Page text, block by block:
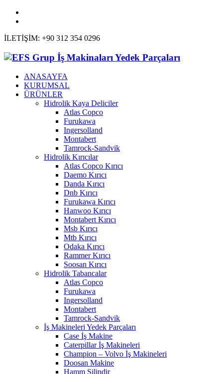
İLETİŞİM: +90 312 354 0296
ANASAYFA
KURUMSAL
ÜRÜNLER
Hidrolik Kaya Deliciler
Atlas Copco
Furukawa
Ingersolland
Montabert
Tamrock-Sandvik
Hidrolik Kırıcılar
Atlas Copco Kırıcı
Daemo Kırıcı
Danda Kırıcı
Dnb Kırıcı
Furukawa Kırıcı
Hanwoo Kırıcı
Montabert Kırıcı
Msb Kırıcı
Mtb Kırıcı
Odaka Kırıcı
Rammer Kırıcı
Soosan Kırıcı
Hidrolik Tabancalar
Atlas Copco
Furukawa
Ingersolland
Montabert
Tamrock-Sandvik
İş Makineleri Yedek Parçaları
Case İş Makine
Caterpillar İş Makineleri
Champion – Volvo İş Makineleri
Doosan Makine
Hamm Silindir